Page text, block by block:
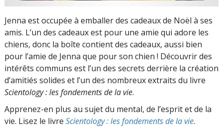
Jenna est occupée à emballer des cadeaux de Noël à ses
amis. L’un des cadeaux est pour une amie qui adore les
chiens, donc la boîte contient des cadeaux, aussi bien
pour l’amie de Jenna que pour son chien ! Découvrir des
intérêts communs est l’un des secrets derrière la création
d’amitiés solides et l’un des nombreux extraits du livre
Scientology : les fondements de la vie.
Apprenez-en plus au sujet du mental, de l’esprit et de la
vie. Lisez le livre Scientology : les fondements de la vie.